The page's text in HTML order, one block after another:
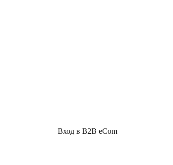
Вход в B2B eCom